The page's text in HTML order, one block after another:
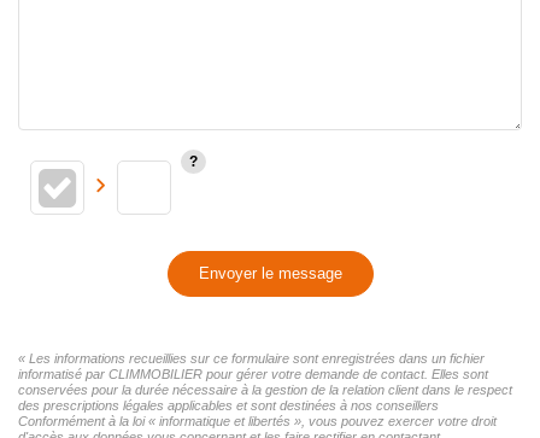
Envoyer le message
« Les informations recueillies sur ce formulaire sont enregistrées dans un fichier
informatisé par CLIMMOBILIER pour gérer votre demande de contact. Elles sont
conservées pour la durée nécessaire à la gestion de la relation client dans le respect
des prescriptions légales applicables et sont destinées à nos conseillers
Conformément à la loi « informatique et libertés », vous pouvez exercer votre droit